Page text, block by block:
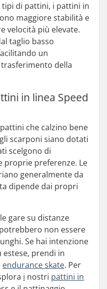
di pattini, i pattini in
maggiore stabilità e
velocità più elevate.
taglio basso
un
della
in linea Speed
che calzino bene
scarponi siano dotati
scelgono di
proprie preferenze. Le
generalmente da
dipende dai propri
gare su distanze
non essere
Se hai intenzione
prendi in
endurance skate. Per
i nostri pattini in